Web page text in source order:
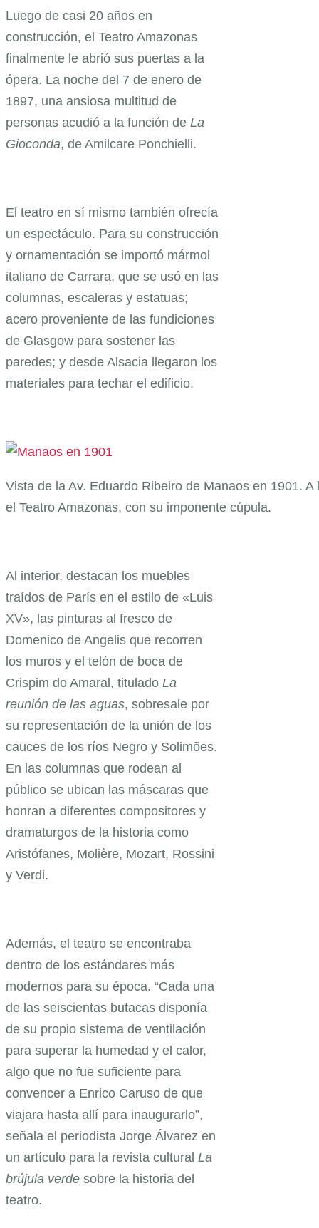
Luego de casi 20 años en
construcción, el Teatro Amazonas
finalmente le abrió sus puertas a la
ópera. La noche del 7 de enero de
1897, una ansiosa multitud de
personas acudió a la función de La
Gioconda, de Amilcare Ponchielli.
El teatro en sí mismo también ofrecía
un espectáculo. Para su construcción
y ornamentación se importó mármol
italiano de Carrara, que se usó en las
columnas, escaleras y estatuas;
acero proveniente de las fundiciones
de Glasgow para sostener las
paredes; y desde Alsacia llegaron los
materiales para techar el edificio.
Vista de la Av. Eduardo Ribeiro de Manaos en 1901.
el Teatro Amazonas, con su imponente cúpula.
Al interior, destacan los muebles
traídos de París en el estilo de «Luis
XV», las pinturas al fresco de
Domenico de Angelis que recorren
los muros y el telón de boca de
Crispim do Amaral, titulado La
reunión de las aguas, sobresale por
su representación de la unión de los
cauces de los ríos Negro y Solimões.
En las columnas que rodean al
público se ubican las máscaras que
honran a diferentes compositores y
dramaturgos de la historia como
Aristófanes, Molière, Mozart, Rossini
y Verdi.
Además, el teatro se encontraba
dentro de los estándares más
modernos para su época. “Cada una
de las seiscientas butacas disponía
de su propio sistema de ventilación
para superar la humedad y el calor,
algo que no fue suficiente para
convencer a Enrico Caruso de que
viajara hasta allí para inaugurarlo”,
señala el periodista Jorge Álvarez en
un artículo para la revista cultural La
brújula verde sobre la historia del
teatro.